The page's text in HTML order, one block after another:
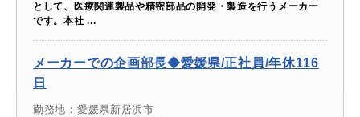
として、医療関連製品や精密部品の開発・製造を行うメーカー
です。本社 ...
メーカーでの企画部長◆愛媛県/正社員/年休116
日
勤務地：愛媛県新居浜市